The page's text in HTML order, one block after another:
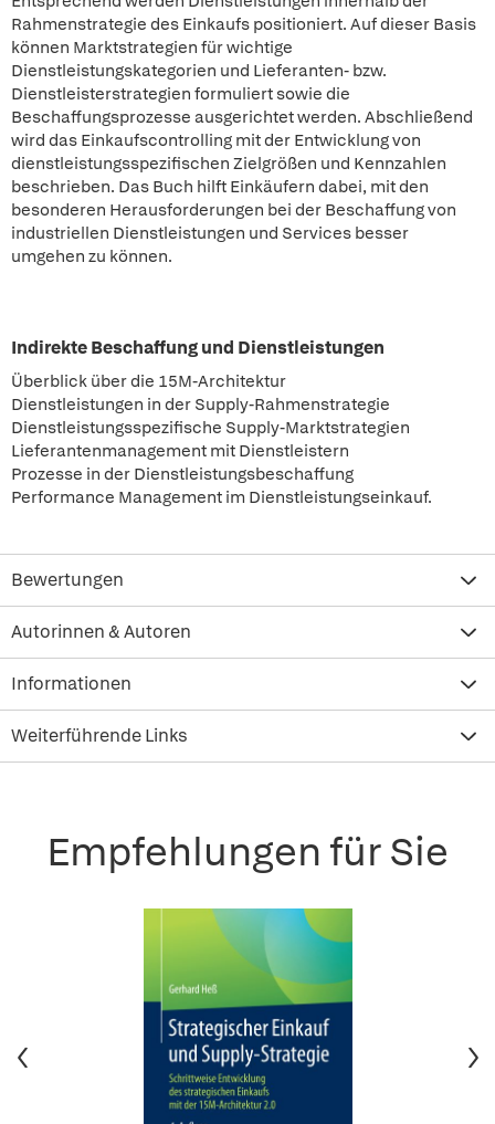
Rahmenstrategie des Einkaufs positioniert. Auf dieser Basis
können Marktstrategien für wichtige
Dienstleistungskategorien und Lieferanten- bzw.
Dienstleisterstrategien formuliert sowie die
Beschaffungsprozesse ausgerichtet werden. Abschließend
wird das Einkaufscontrolling mit der Entwicklung von
dienstleistungsspezifischen Zielgrößen und Kennzahlen
beschrieben. Das Buch hilft Einkäufern dabei, mit den
besonderen Herausforderungen bei der Beschaffung von
industriellen Dienstleistungen und Services besser
umgehen zu können.
Indirekte Beschaffung und Dienstleistungen
Überblick über die 15M-Architektur
Dienstleistungen in der Supply-Rahmenstrategie
Dienstleistungsspezifische Supply-Marktstrategien
Lieferantenmanagement mit Dienstleistern
Prozesse in der Dienstleistungsbeschaffung
Performance Management im Dienstleistungseinkauf.
Bewertungen
Autorinnen & Autoren
Informationen
Weiterführende Links
Empfehlungen für Sie